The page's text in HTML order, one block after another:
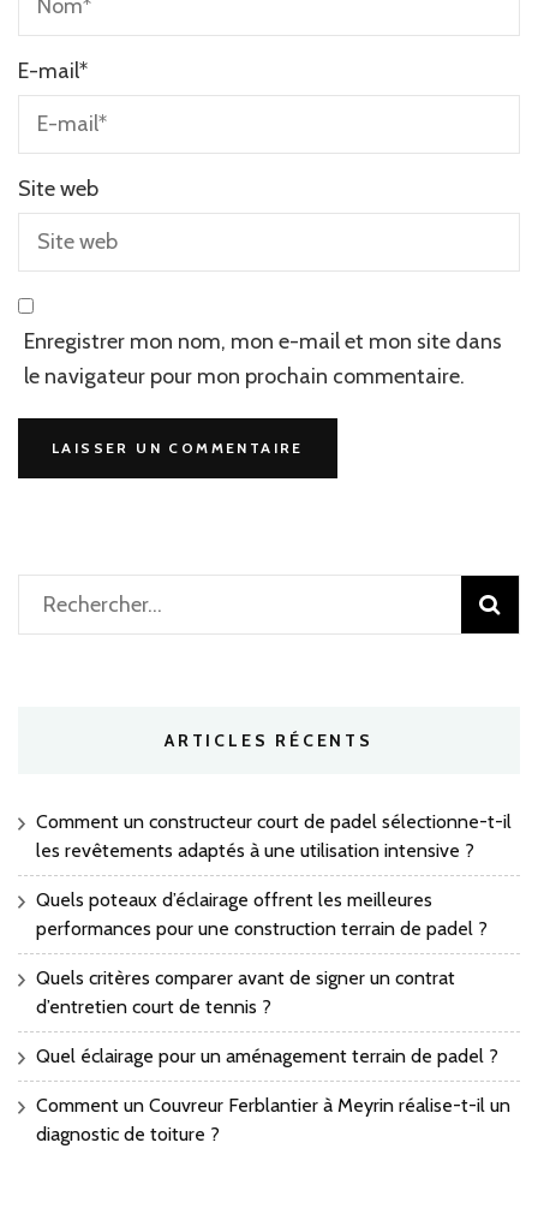
E-mail*
Site web
Enregistrer mon nom, mon e-mail et mon site dans
le navigateur pour mon prochain commentaire.
Rechercher :
ARTICLES RÉCENTS
Comment un constructeur court de padel sélectionne-t-il
les revêtements adaptés à une utilisation intensive ?
Quels poteaux d’éclairage offrent les meilleures
performances pour une construction terrain de padel ?
Quels critères comparer avant de signer un contrat
d’entretien court de tennis ?
Quel éclairage pour un aménagement terrain de padel ?
Comment un Couvreur Ferblantier à Meyrin réalise-t-il un
diagnostic de toiture ?